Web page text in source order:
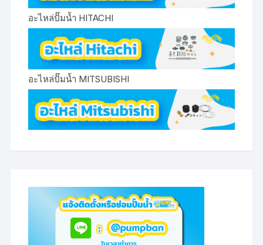
อะไหล่ปั๊มน้ำ HITACHI
อะไหล่ปั๊มน้ำ MITSUBISHI